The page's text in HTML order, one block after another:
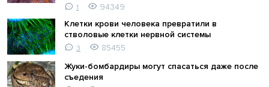
1
94349
Клетки крови человека превратили в
стволовые клетки нервной системы
3
85455
Жуки-бомбардиры могут спасаться даже после
съедения